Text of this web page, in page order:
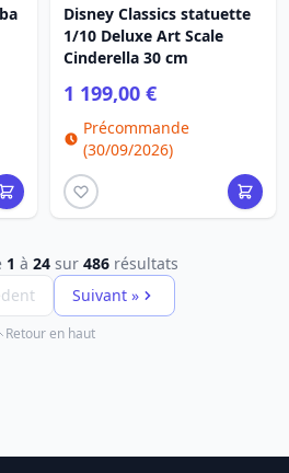
Disney Classics statuette
1/10 Deluxe Art Scale
Cinderella 30 cm
1 199,00 €
Précommande
(30/09/2026)
1 à 24sur 486résultats
Suivant »
Retour en haut